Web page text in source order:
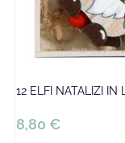
12 ELFI NATALIZI
8,80 €